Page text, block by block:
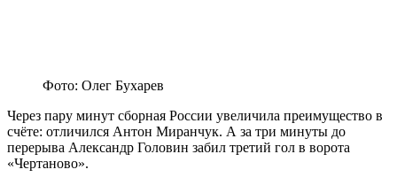
Фото: Олег Бухарев
Через пару минут сборная России увеличила преимущество в
счёте: отличился Антон Миранчук. А за три минуты до
перерыва Александр Головин забил третий гол в ворота
«Чертаново».